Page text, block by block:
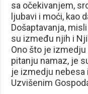
sa očekivanjem,
ljubavi i moći, kao
Došaptavanja,
su između njih i
Ono što je izmedju
pitanju namaz, je
je izmedju
Uzvišenim